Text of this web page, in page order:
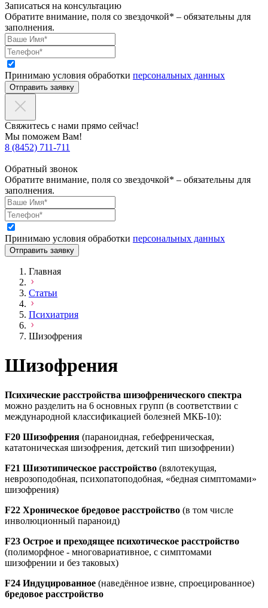
Записаться на консультацию
Обратите внимание, поля со звездочкой* – обязательны для
заполнения.
Принимаю условия обработки персональных данных
Отправить заявку
Свяжитесь с нами прямо сейчас!
Мы поможем Вам!
8 (8452) 711-711
Обратный звонок
Обратите внимание, поля со звездочкой* – обязательны для
заполнения.
Принимаю условия обработки персональных данных
Отправить заявку
Главная
Статьи
Психиатрия
Шизофрения
Шизофрения
Психические расстройства шизофренического спектра
можно разделить на 6 основных групп (в соответствии с
международной классификацией болезней МКБ-10):
F20 Шизофрения (параноидная, гебефреническая,
кататоническая шизофрения, детский тип шизофрении)
F21 Шизотипическое расстройство (вялотекущая,
неврозоподобная, психопатоподобная, «бедная симптомами»
шизофрения)
F22 Хроническое бредовое расстройство (в том числе
инволюционный параноид)
F23 Острое и преходящее психотическое расстройство
(полиморфное - многовариативное, с симптомами
шизофрении и без таковых)
F24 Индуцированное (наведённое извне, спроецированное)
бредовое расстройство